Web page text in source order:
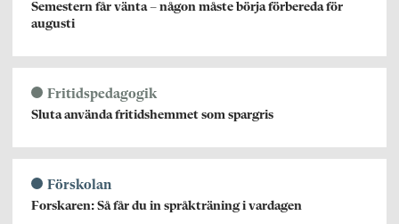
Semestern får vänta – någon måste börja förbereda för
augusti
Fritidspedagogik
Sluta använda fritidshemmet som spargris
Förskolan
Forskaren: Så får du in språkträning i vardagen